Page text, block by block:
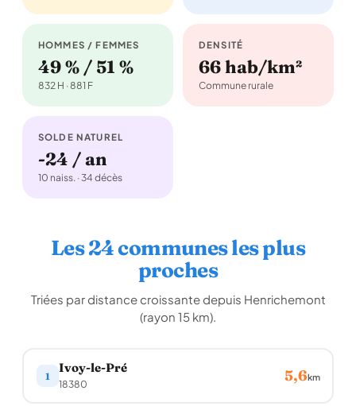
HOMMES / FEMMES
49 % / 51 %
832 H · 881 F
DENSITÉ
66 hab/km²
Commune rurale
SOLDE NATUREL
-24 / an
10 naiss. · 34 décès
Les 24 communes les plus
proches
Triées par distance croissante depuis Henrichemont
(rayon 15 km).
1
Ivoy-le-Pré
18380 5,6km